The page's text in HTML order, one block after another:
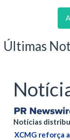
Últimas
Notícias
XCMG reforça